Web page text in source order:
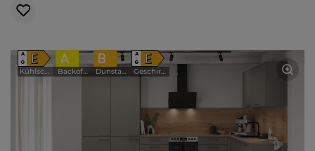
A
↑
G E
Kühlschrank
A
Backofen
B
Dunstabzugshaube
A
↑
G E
Geschirrspüler